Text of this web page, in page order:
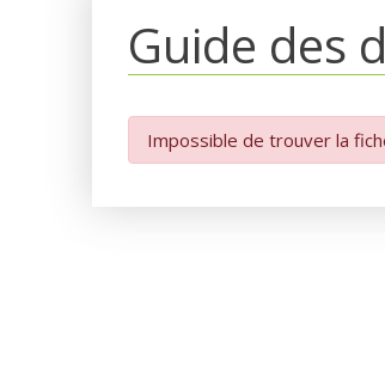
Guide des
Impossible de trouver la